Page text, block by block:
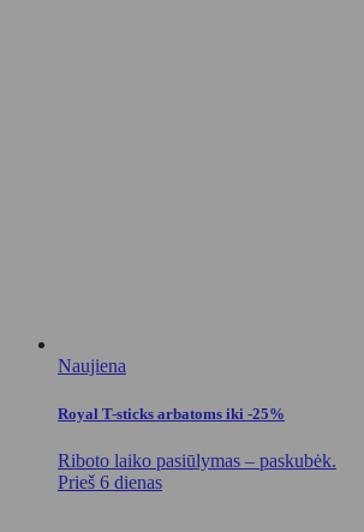
Naujiena
Royal T-sticks arbatoms iki -25%
Riboto laiko pasiūlymas – paskubėk.
Prieš 6 dienas